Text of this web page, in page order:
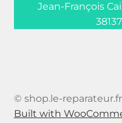
Jean-François
© shop.le-
Built with